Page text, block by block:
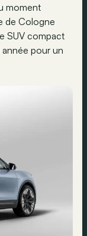
moment
de Cologne
SUV compact
pour un